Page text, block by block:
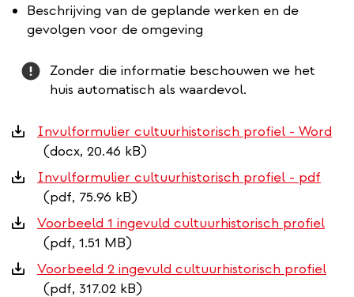
Beschrijving van de geplande werken en de
gevolgen voor de omgeving
Attention
Zonder die informatie beschouwen we het
huis automatisch als waardevol.
Downloads
Invulformulier cultuurhistorisch profiel - Word
(docx, 20.46 kB)
Invulformulier cultuurhistorisch profiel - pdf
(pdf, 75.96 kB)
Voorbeeld 1 ingevuld cultuurhistorisch profiel
(pdf, 1.51 MB)
Voorbeeld 2 ingevuld cultuurhistorisch profiel
(pdf, 317.02 kB)